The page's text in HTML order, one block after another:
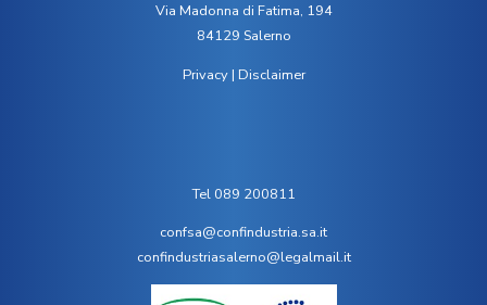
Via Madonna di Fatima, 194
84129 Salerno
Privacy| Disclaimer
Tel 089 200811
confsa@confindustria.sa.it
confindustriasalerno@legalmail.it